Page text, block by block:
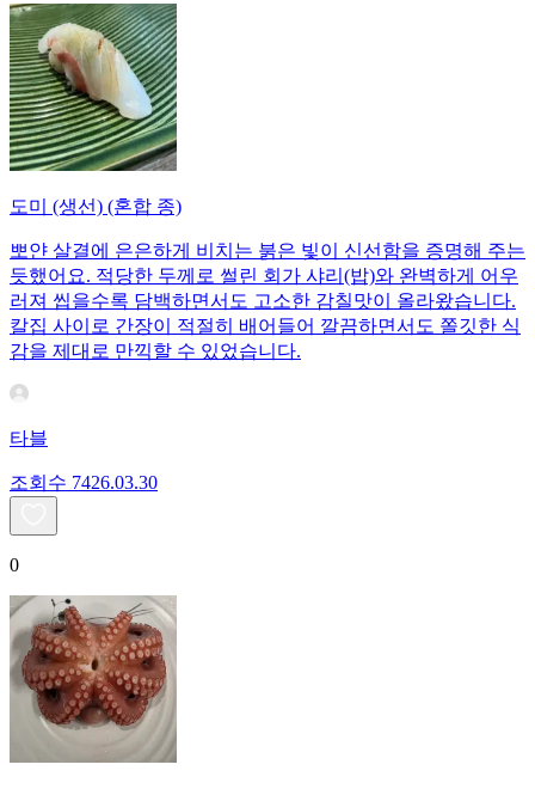
도미 (생선) (혼합 종)
뽀얀 살결에 은은하게 비치는 붉은 빛이 신선함을 증명해 주는
듯했어요. 적당한 두께로 썰린 회가 샤리(밥)와 완벽하게 어우
러져 씹을수록 담백하면서도 고소한 감칠맛이 올라왔습니다.
칼집 사이로 간장이 적절히 배어들어 깔끔하면서도 쫄깃한 식
감을 제대로 만끽할 수 있었습니다.
타블
조회수 7426.03.30
0